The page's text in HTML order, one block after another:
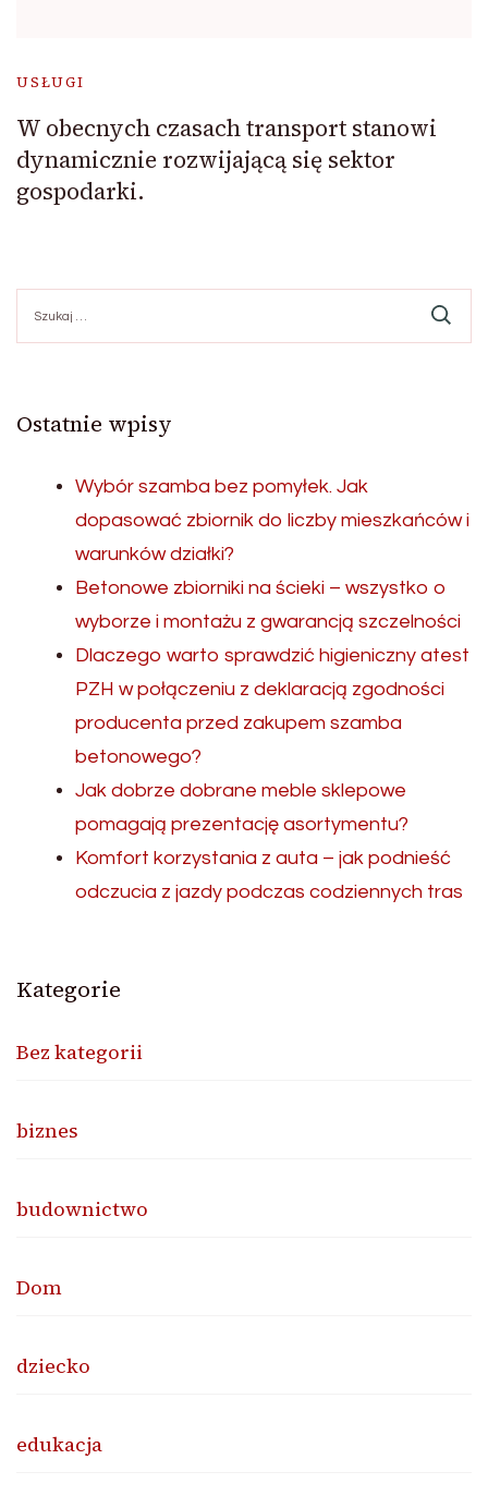
USŁUGI
W obecnych czasach transport stanowi
dynamicznie rozwijającą się sektor
gospodarki.
Ostatnie wpisy
Wybór szamba bez pomyłek. Jak
dopasować zbiornik do liczby mieszkańców i
warunków działki?
Betonowe zbiorniki na ścieki – wszystko o
wyborze i montażu z gwarancją szczelności
Dlaczego warto sprawdzić higieniczny atest
PZH w połączeniu z deklaracją zgodności
producenta przed zakupem szamba
betonowego?
Jak dobrze dobrane meble sklepowe
pomagają prezentację asortymentu?
Komfort korzystania z auta – jak podnieść
odczucia z jazdy podczas codziennych tras
Kategorie
Bez kategorii
biznes
budownictwo
Dom
dziecko
edukacja